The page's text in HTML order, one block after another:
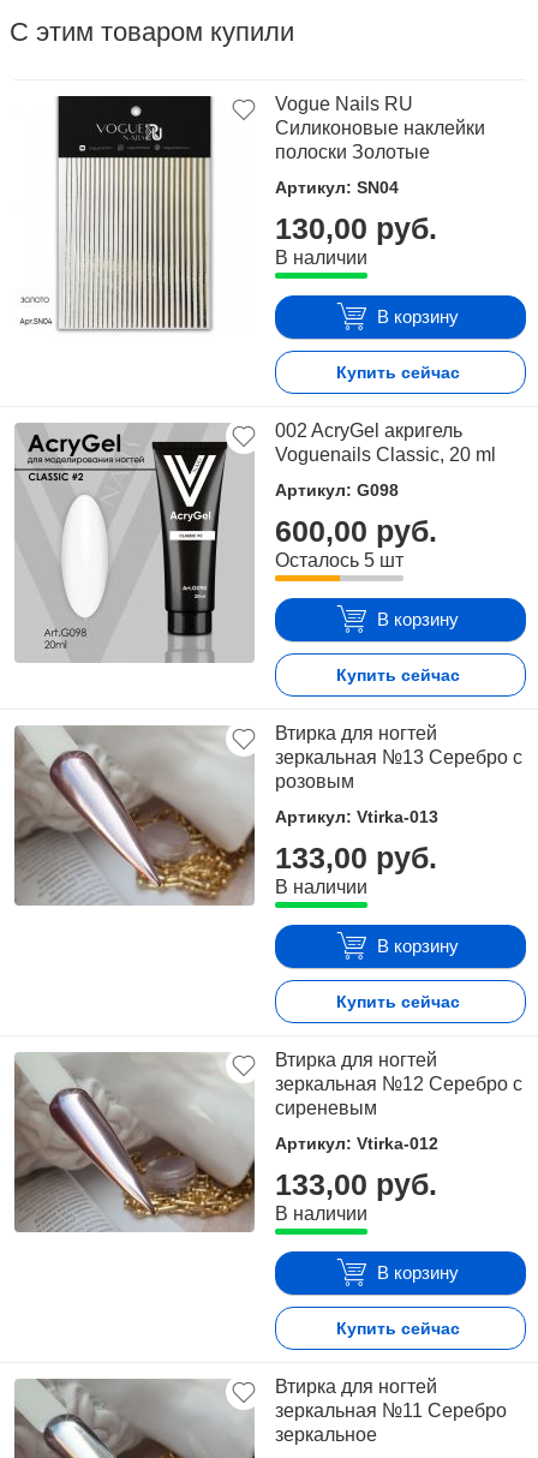
С этим товаром купили
Vogue Nails RU
Силиконовые наклейки
полоски Золотые
Артикул: SN04
130,00 руб.
В наличии
В корзину
Купить сейчас
002 AcryGel акригель
Voguenails Classic, 20 ml
Артикул: G098
600,00 руб.
Осталось 5 шт
В корзину
Купить сейчас
Втирка для ногтей
зеркальная №13 Серебро с
розовым
Артикул: Vtirka-013
133,00 руб.
В наличии
В корзину
Купить сейчас
Втирка для ногтей
зеркальная №12 Серебро с
сиреневым
Артикул: Vtirka-012
133,00 руб.
В наличии
В корзину
Купить сейчас
Втирка для ногтей
зеркальная №11 Серебро
зеркальное